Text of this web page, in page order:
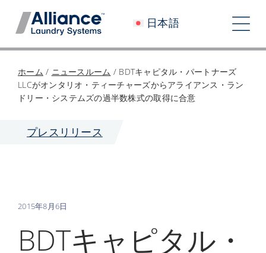
日本語
ト
ル
ョ
私たちと働く
私たちのインパクト
投資家
コンタクト
ホーム / ニュースルーム / BDTキャピタル・パートナーズ
LLCがオンタリオ・ティーチャーズからアライアンス・ラン
ドリー・システムズの過半数株式の取得に合意
プレスリリース
2015年8月6日
BDTキャピタル・